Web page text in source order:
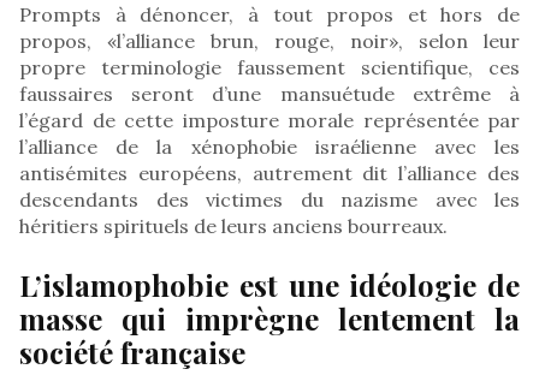
Prompts à dénoncer, à tout propos et hors de
propos, «l’alliance brun, rouge, noir», selon leur
propre terminologie faussement scientifique, ces
faussaires seront d’une mansuétude extrême à
l’égard de cette imposture morale représentée par
l’alliance de la xénophobie israélienne avec les
antisémites européens, autrement dit l’alliance des
descendants des victimes du nazisme avec les
héritiers spirituels de leurs anciens bourreaux.
L’islamophobie est une idéologie de
masse qui imprègne lentement la
société française